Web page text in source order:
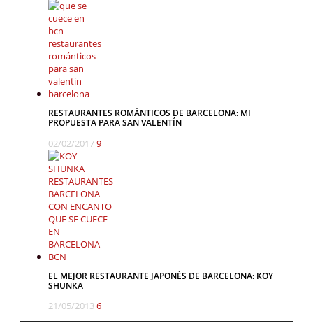
RESTAURANTES ROMÁNTICOS DE BARCELONA: MI
PROPUESTA PARA SAN VALENTÍN
02/02/20179
EL MEJOR RESTAURANTE JAPONÉS DE BARCELONA: KOY
SHUNKA
21/05/20136